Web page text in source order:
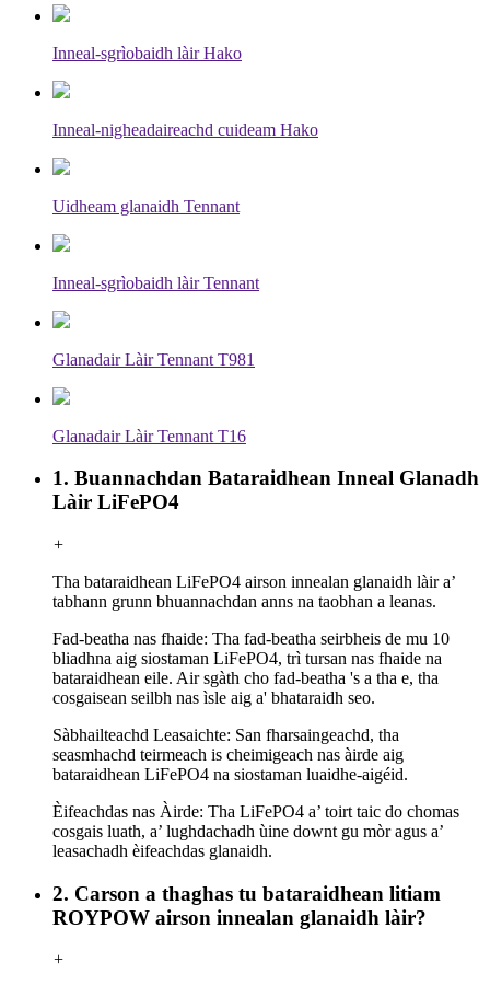
Inneal-sgrìobaidh làir Hako
Inneal-nigheadaireachd cuideam Hako
Uidheam glanaidh Tennant
Inneal-sgrìobaidh làir Tennant
Glanadair Làir Tennant T981
Glanadair Làir Tennant T16
1. Buannachdan Bataraidhean Inneal Glanadh
Làir LiFePO4
+
Tha bataraidhean LiFePO4 airson innealan glanaidh làir a’
tabhann grunn bhuannachdan anns na taobhan a leanas.
Fad-beatha nas fhaide: Tha fad-beatha seirbheis de mu 10
bliadhna aig siostaman LiFePO4, trì tursan nas fhaide na
bataraidhean eile. Air sgàth cho fad-beatha 's a tha e, tha
cosgaisean seilbh nas ìsle aig a' bhataraidh seo.
Sàbhailteachd Leasaichte: San fharsaingeachd, tha
seasmhachd teirmeach is cheimigeach nas àirde aig
bataraidhean LiFePO4 na siostaman luaidhe-aigéid.
Èifeachdas nas Àirde: Tha LiFePO4 a’ toirt taic do chomas
cosgais luath, a’ lughdachadh ùine downt gu mòr agus a’
leasachadh èifeachdas glanaidh.
2. Carson a thaghas tu bataraidhean litiam
ROYPOW airson innealan glanaidh làir?
+